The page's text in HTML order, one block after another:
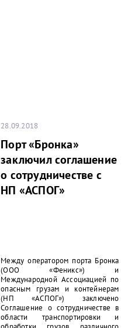
28.09.2018
Порт «Бронка»
заключил соглашение
о сотрудничестве с
НП «АСПОГ»
Между оператором порта Бронка
(ООО «Феникс») и
Международной Ассоциацией по
опасным грузам и контейнерам
(НП «АСПОГ») заключено
Соглашение о сотрудничестве в
области транспортировки и